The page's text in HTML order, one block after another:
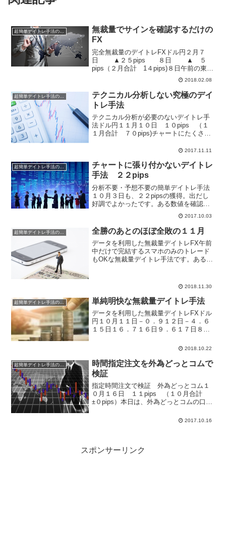
超簡単デイトレ手法の成績
無裁量でサインを確認するだけの
FX
完全無裁量のデイトレFXドル円２月７
日 ▲２５pips ８日 ▲ ５
pips（２月合計 1４pips)８日午前の東京
外国為替市場で円相場は続落しまた。12
時時点では１ドル＝109円36～39銭と前
日17時時点に比べ33銭の円安・ド...
2018.02.08
テクニカル分析しない究極のデイ
トレ手法
テクニカル分析が必要のないデイトレ手
法ドル円１１月１０日 １０pips （１
１月合計 ７０pips)チャートにたくさん
うだから「買い」。でもこのインジケー
トリーできない...
2017.11.11
チャートに張り付かないデイトレ
手法 ２２pips
分析不要・予想不要の簡単デイトレ手法
１０月３日も、２２pipsの獲得。出だし
好調でよかったです。ある数値を確認す
完結してしまいます。もちろん、チャー
トと、にらめっこする必要なし。ストレ
スを感じずデイトレが...
2017.10.03
超簡単デイトレ手法の成績 全勝のあとのほぼ全敗の１１月
データを利用した無裁量デイトレFX午前
中だけで完結するスマホのみのトレード
もOKな無裁量デイトレ手法です。あるデ
決済を行う超シンプルな簡単手法です。
2018.11.30
超簡単デイトレ手法の成績 単純明快な無裁量デイトレ手法
データを利用した無裁量デイトレFXドル
円１０月１１日－０．９１２日－４．６
１５日１６．７１６日９．６１７日８．
合計３６．２コツコツ巻き返し中です。
手法です。チャート分析...
2018.10.22
時間指定注文を外為どっとコムで
検証
指定時間注文で検証 外為どっとコム１
０月１６日 １１pips （１０月合計
±０pips）本日は、外為どっとコムの口座
の検証です。まずは、外為どっとコムの
2017.10.16
スポンサーリンク